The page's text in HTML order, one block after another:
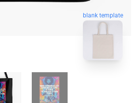
blank template